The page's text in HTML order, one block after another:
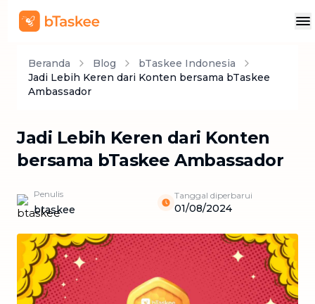
Beranda Blog
bTaskee Indonesia
Jadi Lebih Keren dari Konten bersama bTaskee
Ambassador
Jadi Lebih Keren dari Konten
bersama bTaskee Ambassador
Penulis
btaskee
Tanggal diperbarui
01/08/2024